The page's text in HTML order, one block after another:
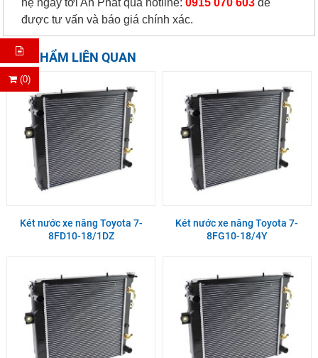
(0)
được tư vấn và báo giá chính xác.
SẢN PHẨM LIÊN QUAN
Két nước xe nâng Toyota 7-
8FD10-18/1DZ
Két nước xe nâng Toyota 7-
8FG10-18/4Y